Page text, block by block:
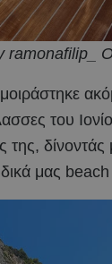
ramonafilip_
του
της, δίνοντάς
μας